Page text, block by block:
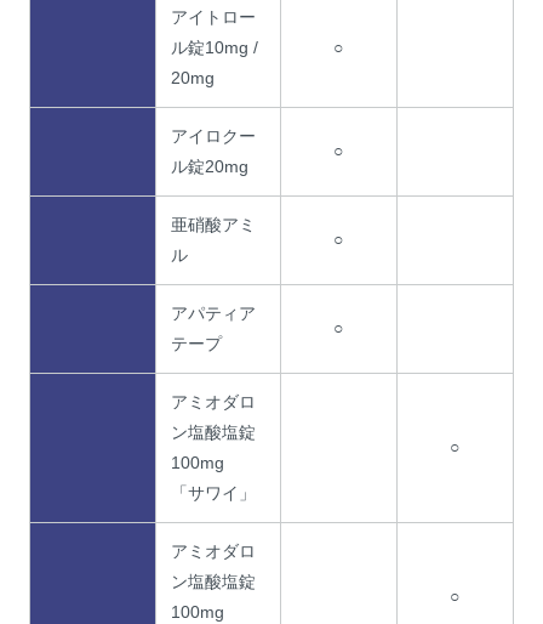
アイトロー
ル錠10mg /
20mg
○
アイロクー
ル錠20mg
○
亜硝酸アミ
ル
○
アパティア
テープ
○
アミオダロ
ン塩酸塩錠
100mg
「サワイ」
○
アミオダロ
ン塩酸塩錠
100mg
○